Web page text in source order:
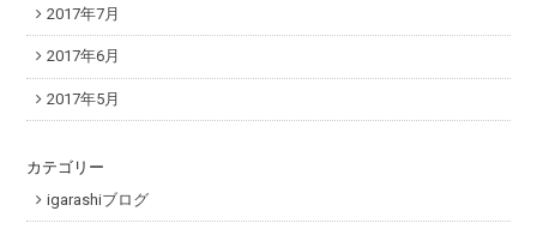
2017年7月
2017年6月
2017年5月
カテゴリー
igarashiブログ